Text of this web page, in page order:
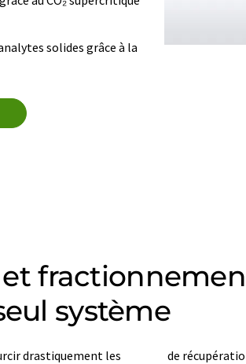
solides grâce à la
système
drastiquement les
de